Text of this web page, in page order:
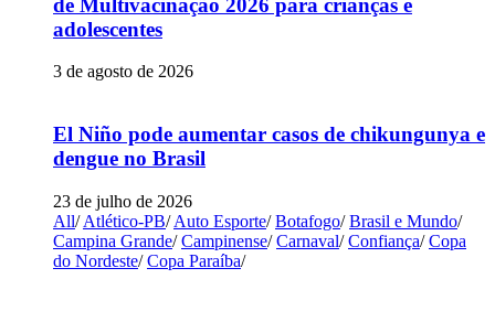
adolescentes
3 de agosto de 2026
El Niño pode aumentar casos de chikungunya e
dengue no Brasil
23 de julho de 2026
All/ Atlético-PB/ Auto Esporte/ Botafogo/ Brasil e Mundo/
Campina Grande/ Campinense/ Carnaval/ Confiança/ Copa
do Nordeste/ Copa Paraíba/